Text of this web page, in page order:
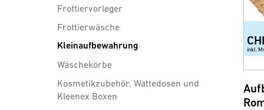
Frottiervorleger
Frottierwäsche
Kleinaufbewahrung
Wäschekörbe
Kosmetikzubehör, Wattedosen und
Kleenex Boxen
inkl.